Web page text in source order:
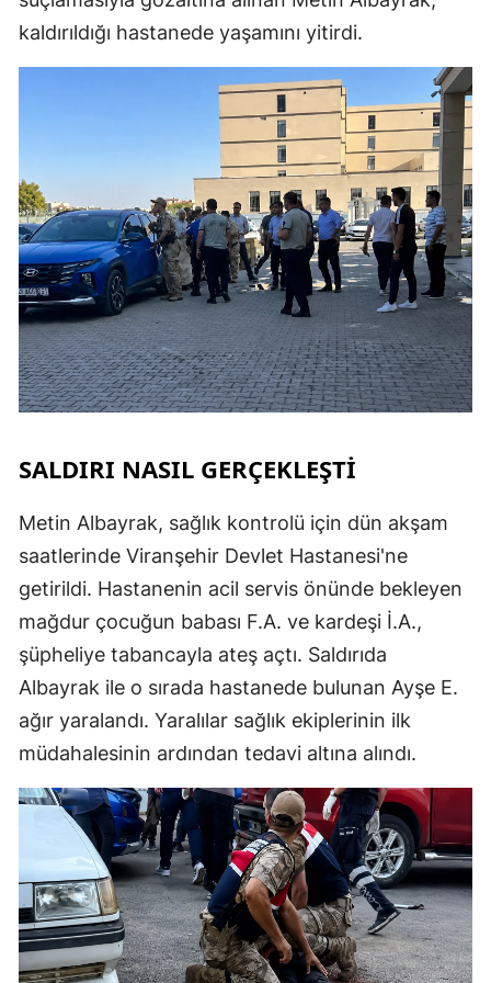
kaldırıldığı hastanede yaşamını yitirdi.
SALDIRI NASIL GERÇEKLEŞTİ
Metin Albayrak, sağlık kontrolü için dün akşam
saatlerinde Viranşehir Devlet Hastanesi'ne
getirildi. Hastanenin acil servis önünde bekleyen
mağdur çocuğun babası F.A. ve kardeşi İ.A.,
şüpheliye tabancayla ateş açtı. Saldırıda
Albayrak ile o sırada hastanede bulunan Ayşe E.
ağır yaralandı. Yaralılar sağlık ekiplerinin ilk
müdahalesinin ardından tedavi altına alındı.